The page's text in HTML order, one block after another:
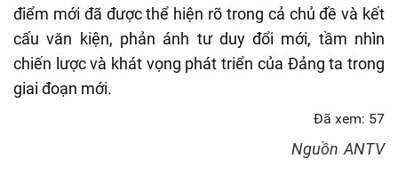
điểm mới đã được thể hiện rõ trong cả chủ đề và kết
cấu văn kiện, phản ánh tư duy đổi mới, tầm nhìn
chiến lược và khát vọng phát triển của Đảng ta trong
giai đoạn mới.
Đã xem: 57
Nguồn ANTV